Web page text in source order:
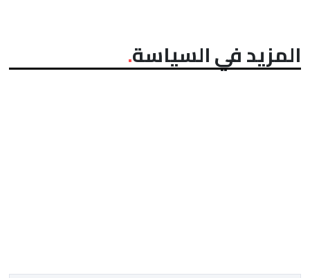
المزيد في السياسة